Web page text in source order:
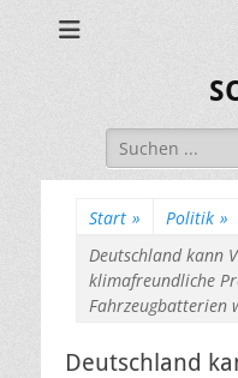
Suchen
nach:
Start » Politik »
Deutschland kann
klimafreundliche
Fahrzeugbatterien
Deutschland